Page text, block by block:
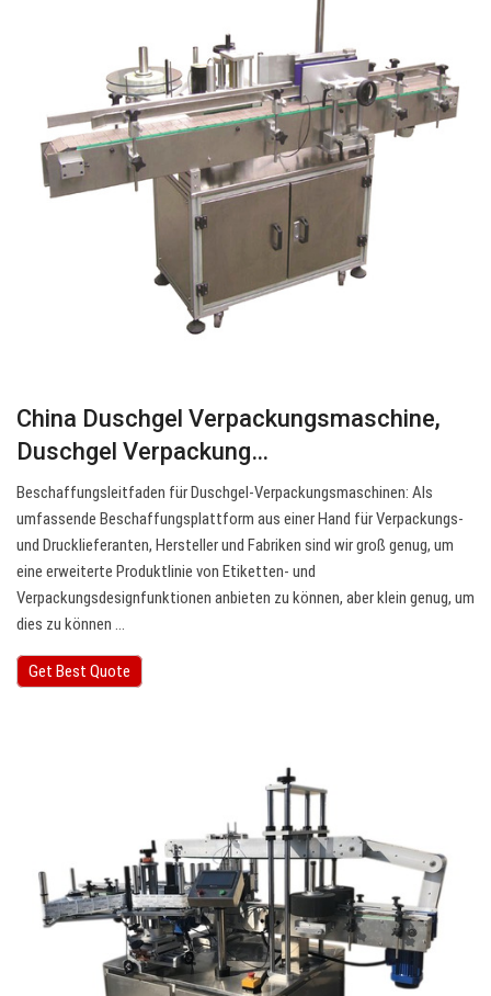
China Duschgel Verpackungsmaschine,
Duschgel Verpackung…
Beschaffungsleitfaden für Duschgel-Verpackungsmaschinen: Als
umfassende Beschaffungsplattform aus einer Hand für Verpackungs-
und Drucklieferanten, Hersteller und Fabriken sind wir groß genug, um
eine erweiterte Produktlinie von Etiketten- und
Verpackungsdesignfunktionen anbieten zu können, aber klein genug, um
dies zu können …
Get Best Quote